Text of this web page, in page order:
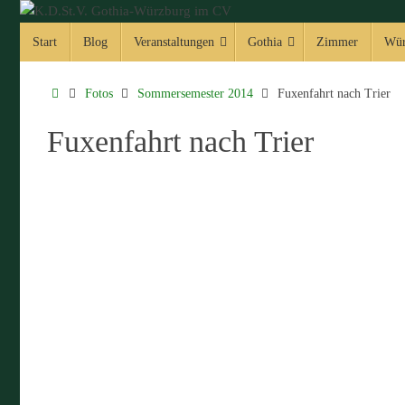
Zum
Inhalt
Start Blog Veranstaltungen Gothia Zimmer
StartFotos Sommersemester 2014 Fuxenfahrt nach Trier
Fuxenfahrt nach Trier